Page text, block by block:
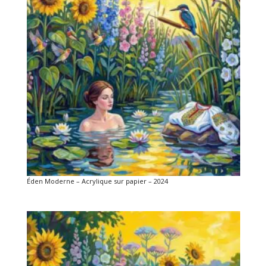
Éden Moderne – Acrylique sur papier – 2024